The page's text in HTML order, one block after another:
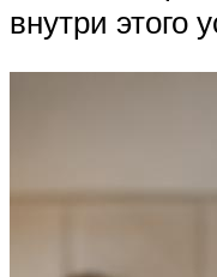
внутри этого